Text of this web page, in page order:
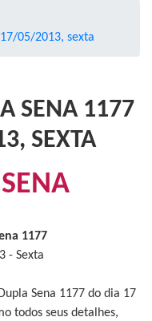
05/2013, sexta
SENA 1177
SEXTA
1177
- Sexta
Sena 1177 do dia 17
todos seus detalhes,